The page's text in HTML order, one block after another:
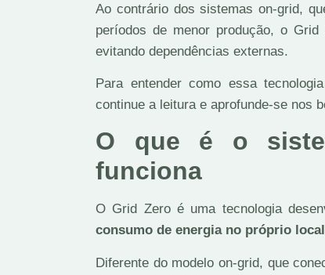
Ao contrário dos sistemas on-grid,
períodos de menor produção, o
evitando dependências externas.
Para entender como essa
continue a leitura e aprofunde-se nos
O que é o
funciona
O Grid Zero é uma tecnologia
consumo de energia no próprio local
Diferente do modelo on-grid, que